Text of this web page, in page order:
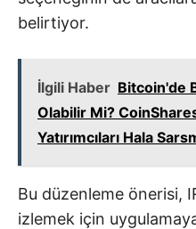
belirtiyor.
İlgili Haber Bitcoin'de
Olabilir Mi?
Yatırımcıları Hala
Bu düzenleme önerisi,
izlemek için